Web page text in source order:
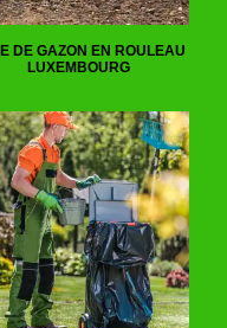
DE GAZON EN ROULEAU
LUXEMBOURG